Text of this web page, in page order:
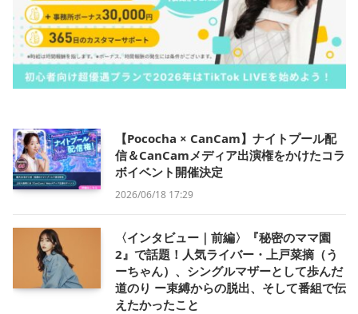
【Pococha × CanCam】ナイトプール配
信＆CanCamメディア出演権をかけたコラ
ボイベント開催決定
2026/06/18 17:29
〈インタビュー｜前編〉『秘密のママ園
2』で話題！人気ライバー・上戸菜摘（う
ーちゃん）、シングルマザーとして歩んだ
道のり ー束縛からの脱出、そして番組で伝
えたかったこと